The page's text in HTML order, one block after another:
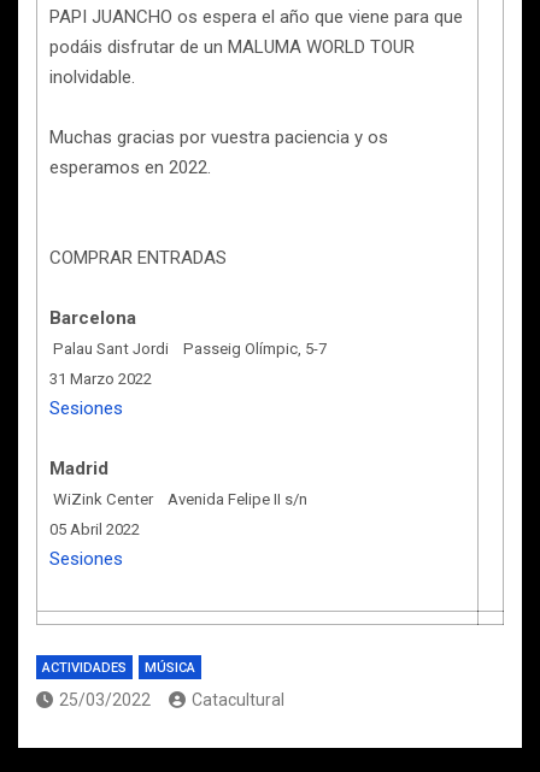
PAPI JUANCHO os espera el año que viene para que
podáis disfrutar de un MALUMA WORLD TOUR
inolvidable.
Muchas gracias por vuestra paciencia y os
esperamos en 2022.
COMPRAR ENTRADAS
Barcelona
Palau Sant Jordi Passeig Olímpic, 5-7
31 Marzo 2022
Sesiones
Madrid
WiZink Center Avenida Felipe II s/n
05 Abril 2022
Sesiones
ACTIVIDADES MÚSICA
25/03/2022 Catacultural